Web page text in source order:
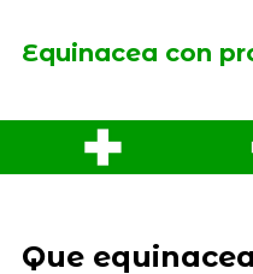
Equinacea con
Que